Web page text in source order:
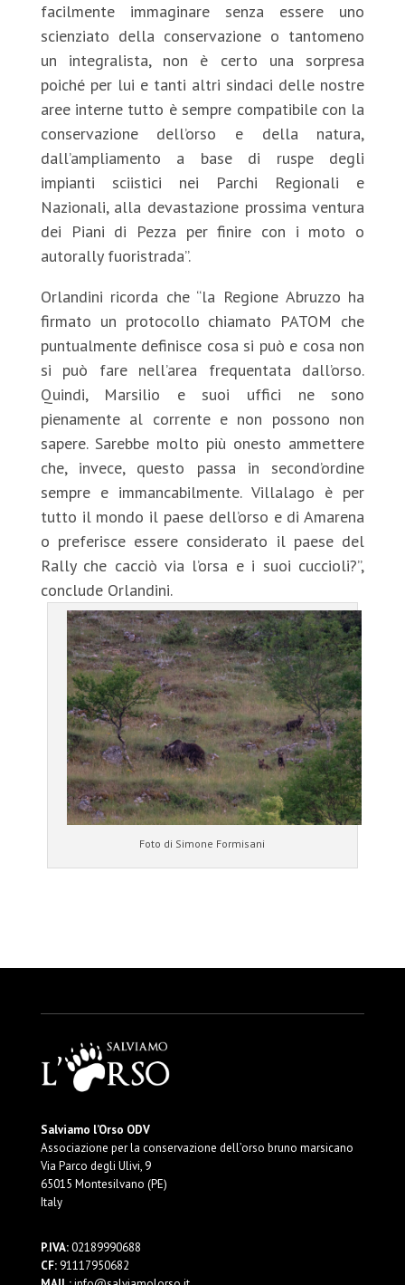
facilmente immaginare senza essere uno
scienziato della conservazione o tantomeno
un integralista, non è certo una sorpresa
poiché per lui e tanti altri sindaci delle nostre
aree interne tutto è sempre compatibile con la
conservazione dell’orso e della natura,
dall’ampliamento a base di ruspe degli
impianti sciistici nei Parchi Regionali e
Nazionali, alla devastazione prossima ventura
dei Piani di Pezza per finire con i moto o
autorally fuoristrada”.
Orlandini ricorda che “la Regione Abruzzo ha
firmato un protocollo chiamato PATOM che
puntualmente definisce cosa si può e cosa non
si può fare nell’area frequentata dall’orso.
Quindi, Marsilio e suoi uffici ne sono
pienamente al corrente e non possono non
sapere. Sarebbe molto più onesto ammettere
che, invece, questo passa in second’ordine
sempre e immancabilmente. Villalago è per
tutto il mondo il paese dell’orso e di Amarena
o preferisce essere considerato il paese del
Rally che cacciò via l’orsa e i suoi cuccioli?”,
conclude Orlandini.
Foto di Simone Formisani
Salviamo l’Orso ODV
Associazione per la conservazione dell’orso bruno marsicano
Via Parco degli Ulivi, 9
65015 Montesilvano (PE)
Italy
P.IVA:02189990688
CF:91117950682